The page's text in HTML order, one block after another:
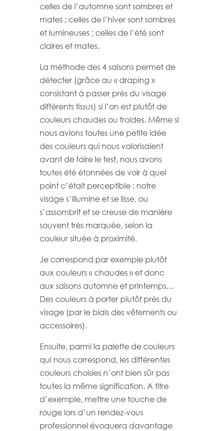
celles de l’automne sont sombres et
mates ; celles de l’hiver sont sombres
et lumineuses ; celles de l’été sont
claires et mates.
La méthode des 4 saisons permet de
détecter (grâce au « draping »
consistant à passer près du visage
différents tissus) si l’on est plutôt de
couleurs chaudes ou froides. Même si
nous avions toutes une petite idée
des couleurs qui nous valorisaient
avant de faire le test, nous avons
toutes été étonnées de voir à quel
point c’était perceptible : notre
visage s’illumine et se lisse, ou
s’assombrit et se creuse de manière
souvent très marquée, selon la
couleur située à proximité.
Je correspond par exemple plutôt
aux couleurs « chaudes » et donc
aux saisons automne et printemps…
Des couleurs à porter plutôt près du
visage (par le biais des vêtements ou
accessoires).
Ensuite, parmi la palette de couleurs
qui nous correspond, les différentes
couleurs choisies n’ont bien sûr pas
toutes la même signification. A titre
d’exemple, mettre une touche de
rouge lors d’un rendez-vous
professionnel évoquera davantage